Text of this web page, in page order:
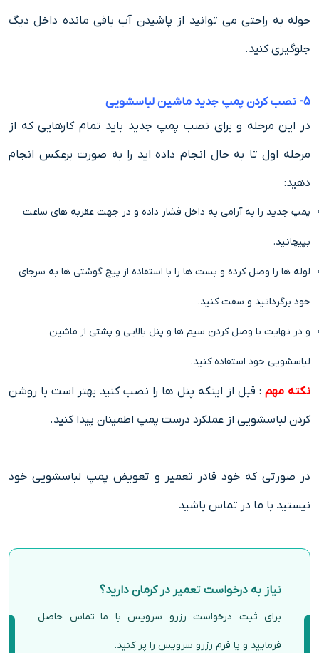
حوله به راحتی می توانید از پاشیدن آب باقی مانده داخل دیگ
جلوگیری کنید.
5- نصب کردن پمپ جدید ماشین لباسشویی
در این مرحله و برای نصب پمپ جدید باید تمام کارهایی که از
مرحله اول تا به حال انجام داده اید را به صورت برعکس انجام
دهید:
پمپ جدید را به آرامی به داخل فشار داده و در جهت عقربه های ساعت
بپیچانید.
لوله ها را وصل کرده و بست ها را با استفاده از پیچ گوشتی ها به سرجای
خود برگردانید و سفت کنید.
و در نهایت با وصل کردن سیم ها و پنل بالایی و پشتی از ماشین
لباسشویی خود استفاده کنید.
نکته مهم : قبل از اینکه پنل ها را نصب کنید بهتر است با روشن
کردن لباسشویی از عملکرد درست پمپ اطمینان پیدا کنید.
در صورتی که خود قادر تعمیر و تعویض پمپ لباسشویی خود
نیستید با ما در تماس باشید
نیاز به درخواست تعمیر در کرمان دارید؟
برای ثبت درخواست رزرو سرویس با ما تماس حاصل
فرمایید و یا فرم رزرو سرویس را پر کنید.